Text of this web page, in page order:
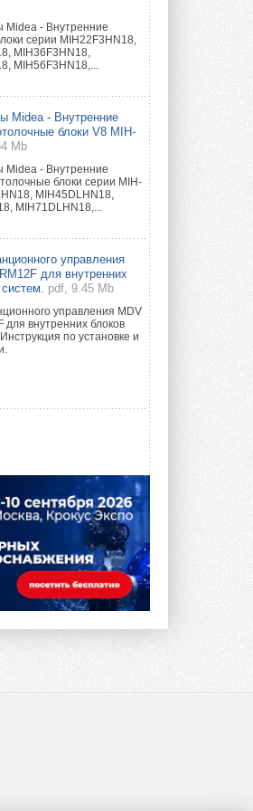
Midea - Внутренние
серии MIH22F3HN18,
MIH36F3HN18,
MIH56F3HN18,...
Midea - Внутренние
блоки V8 MIH-
Mb
Midea - Внутренние
блоки серии MIH-
MIH45DLHN18,
MIH71DLHN18,...
управления
для внутренних
pdf, 9.45 Mb
управления MDV
для внутренних блоков
по установке и